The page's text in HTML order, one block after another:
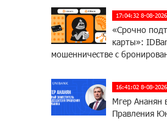
17:04:32 8-08-2026
«Срочно
карты»:
мошенничестве с
16:41:02 8-08-2026
Мгер Ананян
Правления